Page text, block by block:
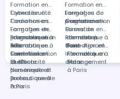
Formation en
Cybersécurité
Formation en
Langages de
programmation
Formation à
Coulommiers
Formation à
Courbevoie
Formation en
Langages de
programmation
à Paris
Formation en
Bases de
données à
Paris
Formation en
Informatique à
Albi
Formation en
Informatique à
Saint-Agnant
Formation en
Informatique à
Saint-Victor-
la-Coste
Formations
dans
Informatique à
distance
Formation en
Communication
et efficacité
personnelle et
professionnelle
à Paris
Formation en
Finance à
Paris
Formation en
Outils
Numérique et
Bureautique à
Paris
Formation en
Management
à Paris